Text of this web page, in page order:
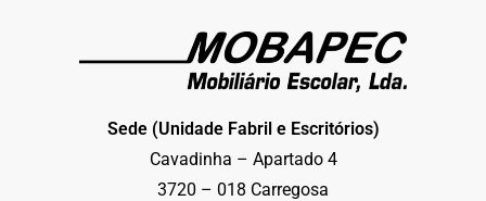
Sede (Unidade Fabril e Escritórios)
Cavadinha – Apartado 4
3720 – 018 Carregosa